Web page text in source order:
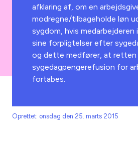
afklaring af, om en
modregne/tilbageholde løn
sygdom, hvis medarbejderen
sine forpligtelser efter
og dette medfører, at retten
sygedagpengerefusion for
fortabes.
Oprettet: onsdag den 25. marts 2015